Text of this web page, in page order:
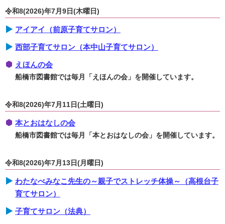
令和8(2026)年7月9日(木曜日)
アイアイ（前原子育てサロン）
西部子育てサロン（本中山子育てサロン）
えほんの会
船橋市図書館では毎月「えほんの会」を開催しています。
令和8(2026)年7月11日(土曜日)
本とおはなしの会
船橋市図書館では毎月「本とおはなしの会」を開催しています。
令和8(2026)年7月13日(月曜日)
わたなべみなこ先生の～親子でストレッチ体操～（高根台子
育てサロン）
子育てサロン（法典）